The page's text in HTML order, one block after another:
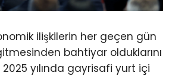
ilişkilerin her geçen gün
bahtiyar olduklarını
yılında gayrisafi yurt içi